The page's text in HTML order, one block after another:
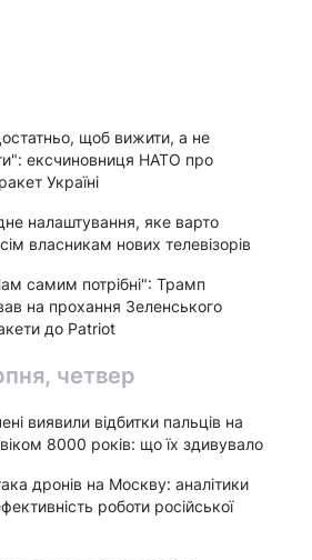
щоб вижити, а не
ексчиновниця НАТО про
Україні
налаштування, яке варто
власникам нових телевізорів
самим потрібні": Трамп
на прохання Зеленського
до Patriot
четвер
виявили відбитки пальців на
8000 років: що їх здивувало
дронів на Москву: аналітики
роботи російської